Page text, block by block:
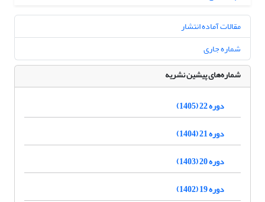
مقالات آماده انتشار
شماره جاری
شماره‌های پیشین نشریه
دوره 22 (1405)
دوره 21 (1404)
دوره 20 (1403)
دوره 19 (1402)